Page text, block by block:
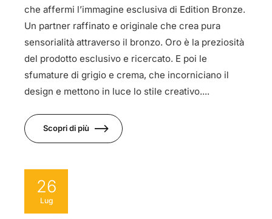
che affermi l’immagine esclusiva di Edition Bronze.
Un partner raffinato e originale che crea pura
sensorialità attraverso il bronzo. Oro è la preziosità
del prodotto esclusivo e ricercato. E poi le
sfumature di grigio e crema, che incorniciano il
design e mettono in luce lo stile creativo....
Scopri di più
26
Lug